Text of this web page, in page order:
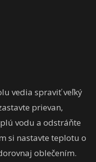
vedia spraviť veľký
prievan,
vodu a odstráňte
si nastavte teplotu o
oblečením.